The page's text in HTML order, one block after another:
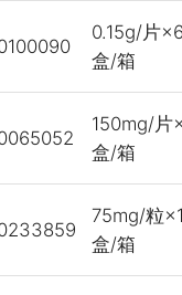
0.15g/片
盒/箱
150mg/片
盒/箱
75mg/粒
盒/箱